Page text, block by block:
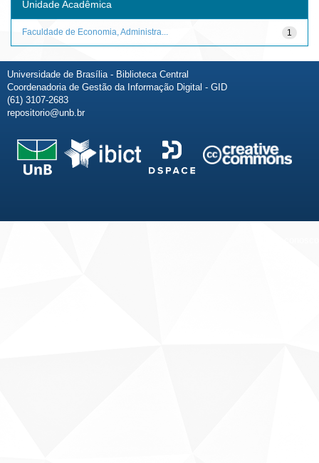
Unidade Acadêmica
1
Faculdade de Economia, Administra...
Universidade de Brasília - Biblioteca Central
Coordenadoria de Gestão da Informação Digital - GID
(61) 3107-2683
repositorio@unb.br